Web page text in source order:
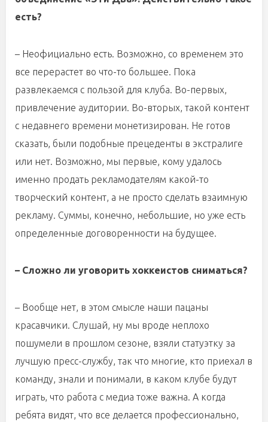
есть?
– Неофициально есть. Возможно, со временем это
все перерастет во что-то большее. Пока
развлекаемся с пользой для клуба. Во-первых,
привлечение аудитории. Во-вторых, такой контент
с недавнего времени монетизирован. Не готов
сказать, были подобные прецеденты в экстралиге
или нет. Возможно, мы первые, кому удалось
именно продать рекламодателям какой-то
творческий контент, а не просто сделать взаимную
рекламу. Суммы, конечно, небольшие, но уже есть
определенные договоренности на будущее.
– Сложно ли уговорить хоккеистов сниматься?
– Вообще нет, в этом смысле наши пацаны
красавчики. Слушай, ну мы вроде неплохо
пошумели в прошлом сезоне, взяли статуэтку за
лучшую пресс-службу, так что многие, кто приехал в
команду, знали и понимали, в каком клубе будут
играть, что работа с медиа тоже важна. А когда
ребята видят, что все делается профессионально,